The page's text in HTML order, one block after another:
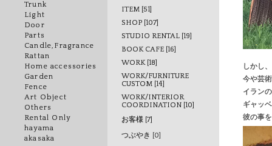
Trunk
Light
Door
Parts
Candle,Fragrance
Rattan
Home accessories
Garden
Fence
Art Object
Others
Rental Only
hayama
akasaka
ITEM [51]
SHOP [107]
STUDIO RENTAL [19]
BOOK CAFE [16]
WORK [18]
WORK/FURNITURE
CUSTOM [14]
WORK/INTERIOR
COORDINATION [10]
お客様 [7]
つぶやき [0]
しかし
今や芸
イラン
ギャッ
彼の事